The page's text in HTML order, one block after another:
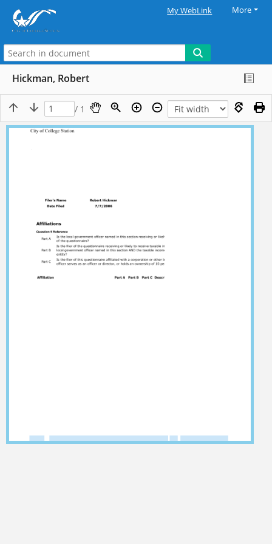
My WebLink More
Hickman, Robert
/ 1